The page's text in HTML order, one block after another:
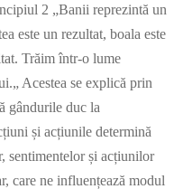
2 „Banii reprezintă un
este un rezultat, boala este
Trăim într-o lume
Acestea se explică prin
gândurile duc la
și acțiunile determină
sentimentelor și acțiunilor
care ne influențează modul